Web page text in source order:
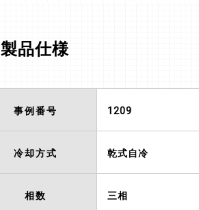
製品仕様
事例番号 1209
冷却方式 乾式自冷
相数 三相